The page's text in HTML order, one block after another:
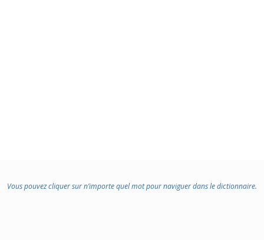
Vous pouvez cliquer sur n’importe quel mot pour naviguer dans le dictionnaire.